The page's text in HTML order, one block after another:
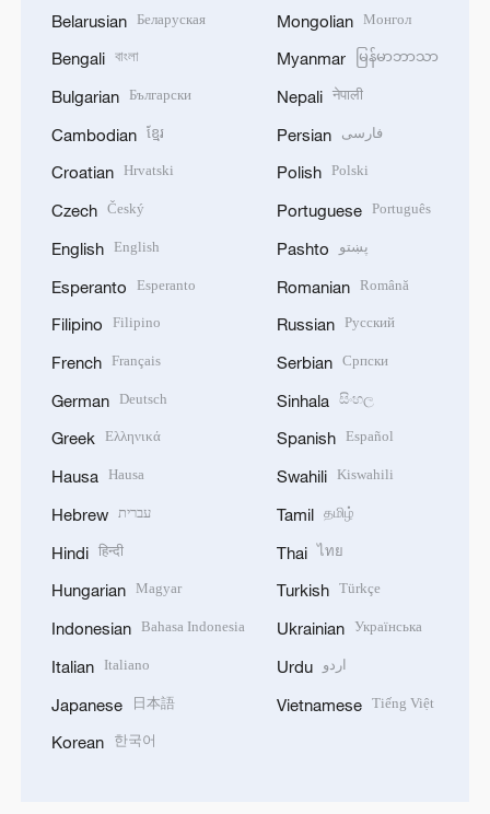
Belarusian Беларуская
Bengali বাংলা
Bulgarian Български
Cambodian ខ្មែរ
Croatian Hrvatski
Czech Český
English English
Esperanto Esperanto
Filipino Filipino
French Français
German Deutsch
Greek Ελληνικά
Hausa Hausa
Hebrew עברית
Hindi हिन्दी
Hungarian Magyar
Indonesian Bahasa Indonesia
Italian Italiano
Japanese 日本語
Korean 한국어
Mongolian Монгол
Myanmar မြန်မာဘာသာ
Nepali नेपाली
Persian فارسی
Polish Polski
Portuguese Português
Pashto پښتو
Romanian Română
Russian Русский
Serbian Српски
Sinhala සිංහල
Spanish Español
Swahili Kiswahili
Tamil தமிழ்
Thai ไทย
Turkish Türkçe
Ukrainian Українська
Urdu اردو
Vietnamese Tiếng Việt